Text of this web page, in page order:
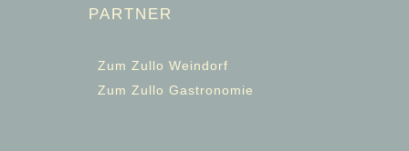
PARTNER
Zum Zullo Weindorf
Zum Zullo Gastronomie